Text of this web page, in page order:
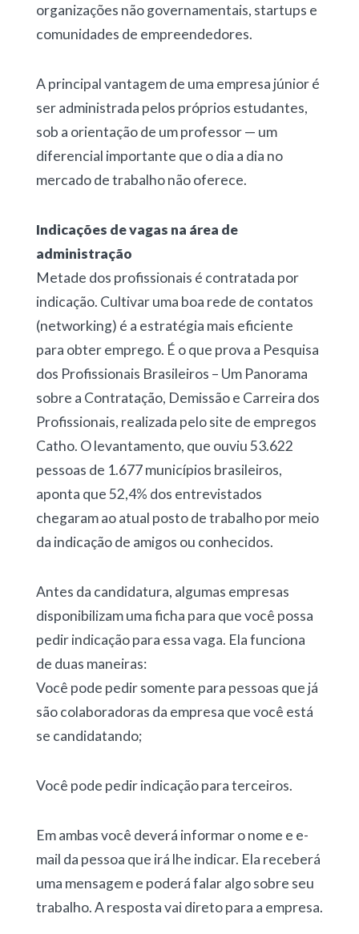
organizações não governamentais, startups e
comunidades de empreendedores.
A principal vantagem de uma empresa júnior é
ser administrada pelos próprios estudantes,
sob a orientação de um professor — um
diferencial importante que o dia a dia no
mercado de trabalho não oferece.
Indicações de vagas na área de
administração
Metade dos profissionais é contratada por
indicação. Cultivar uma boa rede de contatos
(networking) é a estratégia mais eficiente
para obter emprego. É o que prova a Pesquisa
dos Profissionais Brasileiros – Um Panorama
sobre a Contratação, Demissão e Carreira dos
Profissionais, realizada pelo site de empregos
Catho. O levantamento, que ouviu 53.622
pessoas de 1.677 municípios brasileiros,
aponta que 52,4% dos entrevistados
chegaram ao atual posto de trabalho por meio
da indicação de amigos ou conhecidos.
Antes da candidatura, algumas empresas
disponibilizam uma ficha para que você possa
pedir indicação para essa vaga. Ela funciona
de duas maneiras:
Você pode pedir somente para pessoas que já
são colaboradoras da empresa que você está
se candidatando;
Você pode pedir indicação para terceiros.
Em ambas você deverá informar o nome e e-
mail da pessoa que irá lhe indicar. Ela receberá
uma mensagem e poderá falar algo sobre seu
trabalho. A resposta vai direto para a empresa.